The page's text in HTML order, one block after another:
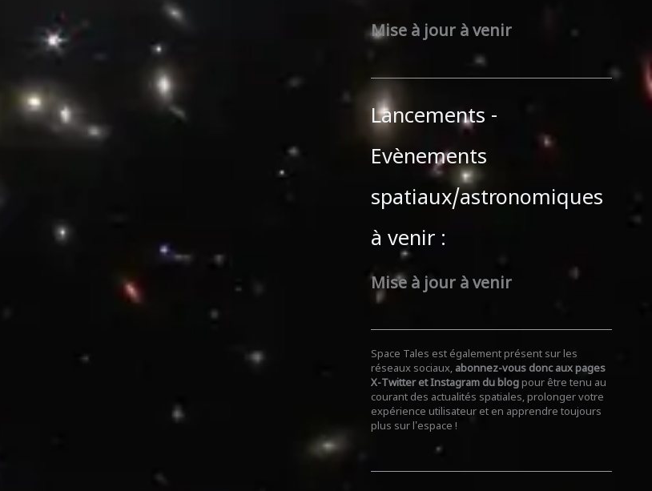
Mise à jour à venir
Lancements -
Evènements
spatiaux/astronomiques
à venir :
Mise à jour à venir
Space Tales est également présent sur les
réseaux sociaux, abonnez-vous donc aux pages
X-Twitter et Instagram du blogpour être tenu au
courant des actualités spatiales, prolonger votre
expérience utilisateur et en apprendre toujours
plus sur l'espace !